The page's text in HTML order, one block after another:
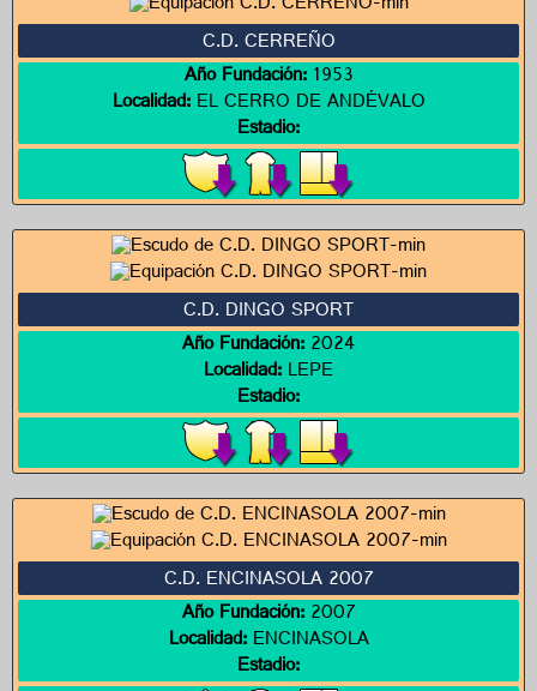
C.D. CERREÑO
Año Fundación:1953
Localidad:EL CERRO DE ANDÉVALO
Estadio:
C.D. DINGO SPORT
Año Fundación:2024
Localidad:LEPE
Estadio:
C.D. ENCINASOLA 2007
Año Fundación:2007
Localidad:ENCINASOLA
Estadio: